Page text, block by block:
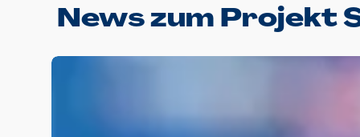
News zum Projekt